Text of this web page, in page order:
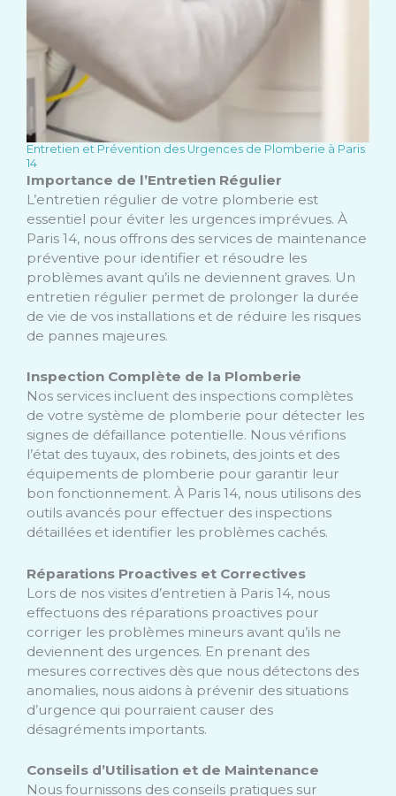
Entretien et Prévention des Urgences de Plomberie à Paris
14
Importance de l’Entretien Régulier
L’entretien régulier de votre plomberie est
essentiel pour éviter les urgences imprévues. À
Paris 14, nous offrons des services de maintenance
préventive pour identifier et résoudre les
problèmes avant qu’ils ne deviennent graves. Un
entretien régulier permet de prolonger la durée
de vie de vos installations et de réduire les risques
de pannes majeures.
Inspection Complète de la Plomberie
Nos services incluent des inspections complètes
de votre système de plomberie pour détecter les
signes de défaillance potentielle. Nous vérifions
l’état des tuyaux, des robinets, des joints et des
équipements de plomberie pour garantir leur
bon fonctionnement. À Paris 14, nous utilisons des
outils avancés pour effectuer des inspections
détaillées et identifier les problèmes cachés.
Réparations Proactives et Correctives
Lors de nos visites d’entretien à Paris 14, nous
effectuons des réparations proactives pour
corriger les problèmes mineurs avant qu’ils ne
deviennent des urgences. En prenant des
mesures correctives dès que nous détectons des
anomalies, nous aidons à prévenir des situations
d’urgence qui pourraient causer des
désagréments importants.
Conseils d’Utilisation et de Maintenance
Nous fournissons des conseils pratiques sur